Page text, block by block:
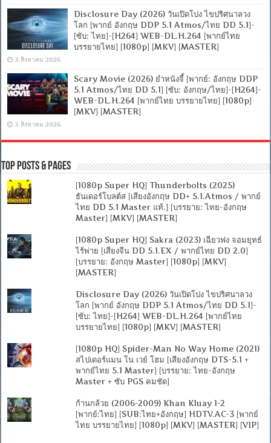
Disclosure Day (2026) วันเปิดโปง ไขปริศนาลวง
โลก [พากย์ อังกฤษ DDP 5.1 Atmos/ไทย DD 5.1]-
[ซับ: ไทย]-[H264] WEB-DL.H.264 [พากย์ไทย
บรรยายไทย] [1080p] [MKV] [MASTER]
3 สิงหาคม 2026
Scary Movie (2026) ยำหนังจี้ [พากย์: อังกฤษ DDP
5.1 Atmos/ไทย DD 5.1] [ซับ: อังกฤษ/ไทย]-[H264]-
WEB-DL.H.264 [พากย์ไทย บรรยายไทย] [1080p]
[MKV] [MASTER]
3 สิงหาคม 2026
Top Posts & Pages
[1080p Super HQ] Thunderbolts (2025)
ธันเดอร์โบลต์ส [เสียงอังกฤษ DD+ 5.1.Atmos / พากย์
ไทย DD 5.1 Master แท้.] [บรรยาย: ไทย-อังกฤษ
Master] [MKV] [MASTER]
[1080p Super HQ] Sakra (2023) เฉียวฟง จอมยุทธ์
ไร้พ่าย [เสียงจีน DD 5.1.EX / พากย์ไทย DD 2.0]
[บรรยาย: อังกฤษ Master] [1080p] [MKV]
[MASTER]
Disclosure Day (2026) วันเปิดโปง ไขปริศนาลวง
โลก [พากย์ อังกฤษ DDP 5.1 Atmos/ไทย DD 5.1]-
[ซับ: ไทย]-[H264] WEB-DL.H.264 [พากย์ไทย
บรรยายไทย] [1080p] [MKV] [MASTER]
[1080p HQ] Spider-Man No Way Home (2021)
สไปเดอร์แมน โน เวย์ โฮม [เสียงอังกฤษ DTS-5.1 +
พากย์ไทย 5.1 Master] [บรรยาย: ไทย-อังกฤษ
Master + ซับ PGS คมชัด]
ก้านกล้วย (2006-2009) Khan Kluay 1-2
[พากย์:ไทย] [SUB:ไทย+อังกฤษ] HDTV.AC-3 [พากย์
ไทย บรรยายไทย] [1080p] [MKV] [MASTER] [VIP]